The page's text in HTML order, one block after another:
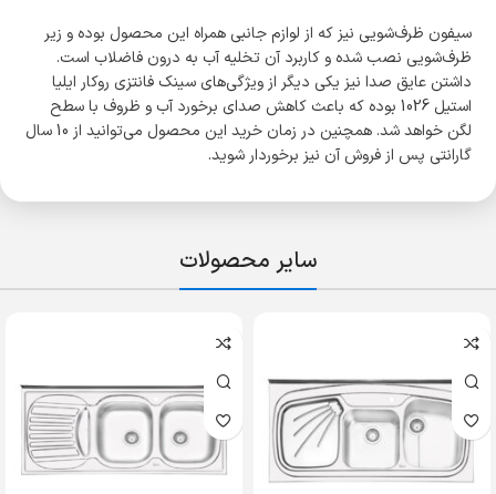
سیفون ظرف‌شویی نیز که از لوازم جانبی همراه این محصول بوده و زیر
ظرف‌شویی نصب شده و کاربرد آن تخلیه آب به درون فاضلاب است.
داشتن عایق صدا نیز یکی دیگر از ویژگی‌های سینک فانتزی روکار ایلیا
استیل 1026 بوده که باعث کاهش صدای برخورد آب و ظروف با سطح
لگن خواهد شد. همچنین در زمان خرید این محصول می‌توانید از 10 سال
گارانتی پس از فروش آن نیز برخوردار شوید.
سایر محصولات